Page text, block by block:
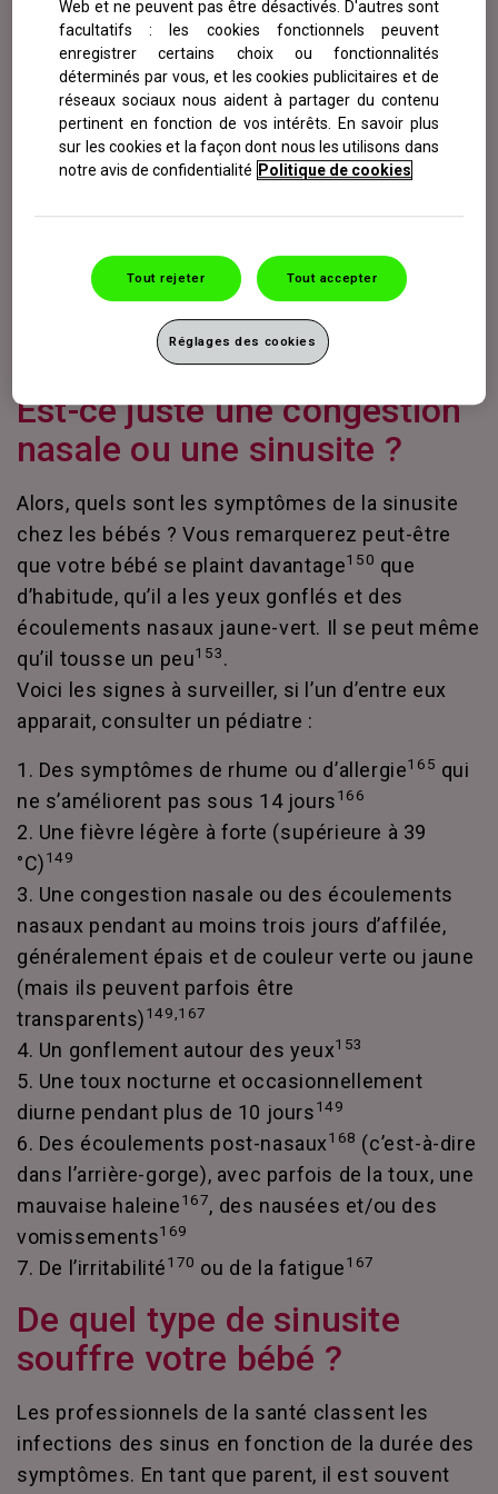
le cerveau163
, ne se développe pas avant
l’adolescence
164).
Qu’est-ce qu’une sinusite ?
On parle de sinusite (qu’on appelle également
minuscules tissus du nez gonflent. Les petits
balais qui ressemblent à des poils se retrouvent
pleins de mucus, qui n’arrive plus à s’écouler
normalement vers l’arrière de la gorge
Est-ce juste une congestion
nasale ou une sinusite ?
Alors, quels sont les symptômes de la sinusite
chez les bébés ? Vous remarquerez peut-être
que votre bébé se plaint davantage150 que
d’habitude, qu’il a les yeux gonflés et des
écoulements nasaux jaune-vert. Il se peut même
qu’il tousse un peu153.
Voici les signes à surveiller, si l’un d’entre eux
apparait, consulter un pédiatre :
1. Des symptômes de rhume ou d’allergie165 qui
ne s’améliorent pas sous 14 jours166
2. Une fièvre légère à forte (supérieure à 39
°C)149
3. Une congestion nasale ou des écoulements
nasaux pendant au moins trois jours d’affilée,
généralement épais et de couleur verte ou jaune
(mais ils peuvent parfois être
transparents)149,167
4. Un gonflement autour des yeux153
5. Une toux nocturne et occasionnellement
diurne pendant plus de 10 jours149
6. Des écoulements post-nasaux168 (c’est-à-dire
dans l’arrière-gorge), avec parfois de la toux, une
mauvaise haleine167, des nausées et/ou des
vomissements169
7. De l’irritabilité170 ou de la fatigue167
De quel type de sinusite
souffre votre bébé ?
Les professionnels de la santé classent les
infections des sinus en fonction de la durée des
symptômes. En tant que parent, il est souvent
Web et ne peuvent pas être désactivés. D'autres sont
facultatifs : les cookies fonctionnels peuvent
enregistrer certains choix ou fonctionnalités
déterminés par vous, et les cookies publicitaires et de
réseaux sociaux nous aident à partager du contenu
pertinent en fonction de vos intérêts. En savoir plus
sur les cookies et la façon dont nous les utilisons dans
notre avis de confidentialité Politique de cookies
Tout rejeter Tout accepter
Réglages des cookies